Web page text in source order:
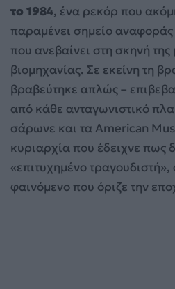
το 1984, ένα ρεκόρ που
παραμένει σημείο αναφοράς
που ανεβαίνει στη σκηνή της
βιομηχανίας. Σε εκείνη τη
βραβεύτηκε απλώς –
από κάθε ανταγωνιστικό
σάρωνε και τα American
κυριαρχία που έδειχνε πως
«επιτυχημένο
φαινόμενο που όριζε την